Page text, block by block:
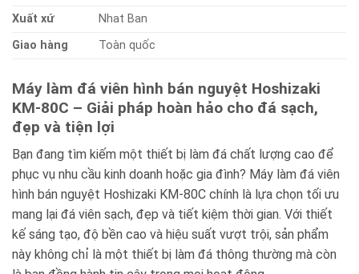
Xuất xứ
Nhat Ban
Giao hàng
Toàn quốc
Máy làm đá viên hình bán nguyệt Hoshizaki
KM-80C – Giải pháp hoàn hảo cho đá sạch,
đẹp và tiện lợi
Bạn đang tìm kiếm một thiết bị làm đá chất lượng cao để
phục vụ nhu cầu kinh doanh hoặc gia đình? Máy làm đá viên
hình bán nguyệt Hoshizaki KM-80C chính là lựa chọn tối ưu
mang lại đá viên sạch, đẹp và tiết kiệm thời gian. Với thiết
kế sáng tạo, độ bền cao và hiệu suất vượt trội, sản phẩm
này không chỉ là một thiết bị làm đá thông thường mà còn